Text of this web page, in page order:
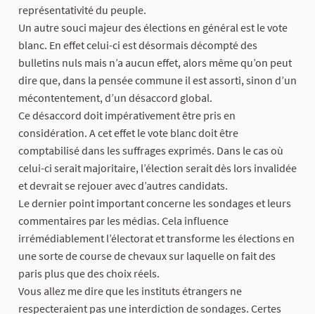
représentativité du peuple.
Un autre souci majeur des élections en général est le vote
blanc. En effet celui-ci est désormais décompté des
bulletins nuls mais n’a aucun effet, alors même qu’on peut
dire que, dans la pensée commune il est assorti, sinon d’un
mécontentement, d’un désaccord global.
Ce désaccord doit impérativement être pris en
considération. A cet effet le vote blanc doit être
comptabilisé dans les suffrages exprimés. Dans le cas où
celui-ci serait majoritaire, l’élection serait dès lors invalidée
et devrait se rejouer avec d’autres candidats.
Le dernier point important concerne les sondages et leurs
commentaires par les médias. Cela influence
irrémédiablement l’électorat et transforme les élections en
une sorte de course de chevaux sur laquelle on fait des
paris plus que des choix réels.
Vous allez me dire que les instituts étrangers ne
respecteraient pas une interdiction de sondages. Certes